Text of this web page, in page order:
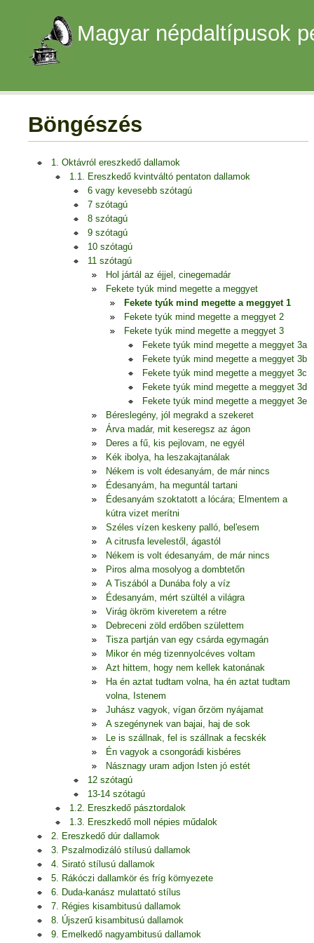
Magyar népdaltípusok
Böngészés
1. Oktávról ereszkedő dallamok
1.1. Ereszkedő kvintváltó pentaton dallamok
6 vagy kevesebb szótagú
7 szótagú
8 szótagú
9 szótagú
10 szótagú
11 szótagú
Hol jártál az éjjel, cinegemadár
Fekete tyúk mind megette a meggyet
Fekete tyúk mind megette a meggyet 1
Fekete tyúk mind megette a meggyet 2
Fekete tyúk mind megette a meggyet 3
Fekete tyúk mind megette a meggyet 3a
Fekete tyúk mind megette a meggyet 3b
Fekete tyúk mind megette a meggyet 3c
Fekete tyúk mind megette a meggyet 3d
Fekete tyúk mind megette a meggyet 3e
Béreslegény, jól megrakd a szekeret
Árva madár, mit keseregsz az ágon
Deres a fű, kis pejlovam, ne egyél
Kék ibolya, ha leszakajtanálak
Nékem is volt édesanyám, de már nincs
Édesanyám, ha meguntál tartani
Édesanyám szoktatott a lócára; Elmentem a
kútra vizet merítni
Széles vízen keskeny palló, bel'esem
A citrusfa levelestől, ágastól
Nékem is volt édesanyám, de már nincs
Piros alma mosolyog a dombtetőn
A Tiszából a Dunába foly a víz
Édesanyám, mért szültél a világra
Virág ökröm kiveretem a rétre
Debreceni zöld erdőben születtem
Tisza partján van egy csárda egymagán
Mikor én még tizennyolcéves voltam
Azt hittem, hogy nem kellek katonának
Ha én aztat tudtam volna, ha én aztat tudtam
volna, Istenem
Juhász vagyok, vígan őrzöm nyájamat
A szegénynek van bajai, haj de sok
Le is szállnak, fel is szállnak a fecskék
Én vagyok a csongorádi kisbéres
Násznagy uram adjon Isten jó estét
12 szótagú
13-14 szótagú
1.2. Ereszkedő pásztordalok
1.3. Ereszkedő moll népies műdalok
2. Ereszkedő dúr dallamok
3. Pszalmodizáló stílusú dallamok
4. Sirató stílusú dallamok
5. Rákóczi dallamkör és fríg környezete
6. Duda-kanász mulattató stílus
7. Régies kisambitusú dallamok
8. Újszerű kisambitusú dallamok
9. Emelkedő nagyambitusú dallamok